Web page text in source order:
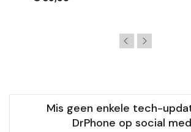
Mis geen enkele tech-
DrPhone op social